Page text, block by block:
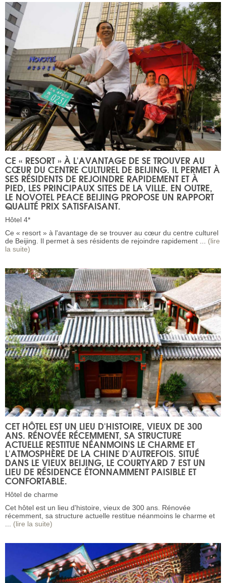
CE « RESORT » À L'AVANTAGE DE SE TROUVER AU
CŒUR DU CENTRE CULTUREL DE BEIJING. IL PERMET À
SES RÉSIDENTS DE REJOINDRE RAPIDEMENT ET À
PIED, LES PRINCIPAUX SITES DE LA VILLE. EN OUTRE,
LE NOVOTEL PEACE BEIJING PROPOSE UN RAPPORT
QUALITÉ PRIX SATISFAISANT.
Hôtel 4*
Ce « resort » à l'avantage de se trouver au cœur du centre culturel
de Beijing. Il permet à ses résidents de rejoindre rapidement ... (lire
la suite)
CET HÔTEL EST UN LIEU D'HISTOIRE, VIEUX DE 300
ANS. RÉNOVÉE RÉCEMMENT, SA STRUCTURE
ACTUELLE RESTITUE NÉANMOINS LE CHARME ET
L'ATMOSPHÈRE DE LA CHINE D'AUTREFOIS. SITUÉ
DANS LE VIEUX BEIJING, LE COURTYARD 7 EST UN
LIEU DE RÉSIDENCE ÉTONNAMMENT PAISIBLE ET
CONFORTABLE.
Hôtel de charme
Cet hôtel est un lieu d'histoire, vieux de 300 ans. Rénovée
récemment, sa structure actuelle restitue néanmoins le charme et
... (lire la suite)